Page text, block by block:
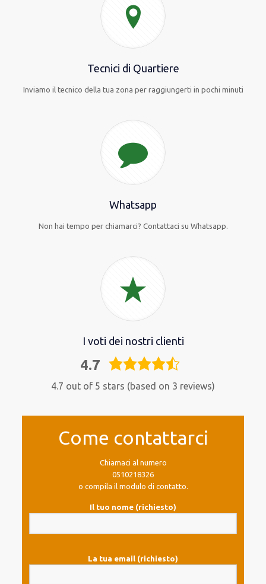
Tecnici di Quartiere
Inviamo il tecnico della tua zona per raggiungerti in pochi minuti
Whatsapp
Non hai tempo per chiamarci? Contattaci su Whatsapp.
I voti dei nostri clienti
4.7
4,7
4.7 out of 5 stars (based on 3 reviews)
Come contattarci
Chiamaci al numero
0510218326
o compila il modulo di contatto.
Il tuo nome (richiesto)
La tua email (richiesto)